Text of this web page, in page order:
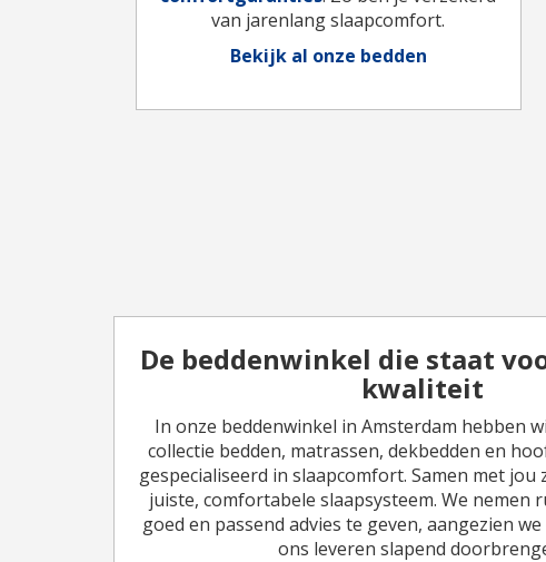
van jarenlang slaapcomfort.
Bekijk al onze bedden
De beddenwinkel die staat
kwaliteit
In onze beddenwinkel in Amsterdam hebben
collectie bedden, matrassen, dekbedden en
gespecialiseerd in slaapcomfort. Samen met jou
juiste, comfortabele slaapsysteem. We nemen
goed en passend advies te geven, aangezien
ons leveren slapend